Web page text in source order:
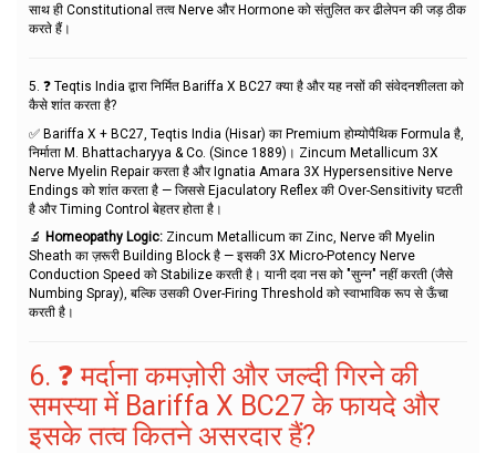
साथ ही Constitutional तत्व Nerve और Hormone को संतुलित कर ढीलेपन की जड़ ठीक
करते हैं।
5. ❓ Teqtis India द्वारा निर्मित Bariffa X BC27 क्या है और यह नसों की संवेदनशीलता को
कैसे शांत करता है?
✅ Bariffa X + BC27, Teqtis India (Hisar) का Premium होम्योपैथिक Formula है,
निर्माता M. Bhattacharyya & Co. (Since 1889)। Zincum Metallicum 3X
Nerve Myelin Repair करता है और Ignatia Amara 3X Hypersensitive Nerve
Endings को शांत करता है — जिससे Ejaculatory Reflex की Over-Sensitivity घटती
है और Timing Control बेहतर होता है।
🔬 Homeopathy Logic: Zincum Metallicum का Zinc, Nerve की Myelin
Sheath का ज़रूरी Building Block है — इसकी 3X Micro-Potency Nerve
Conduction Speed को Stabilize करती है। यानी दवा नस को "सुन्न" नहीं करती (जैसे
Numbing Spray), बल्कि उसकी Over-Firing Threshold को स्वाभाविक रूप से ऊँचा
करती है।
6. ❓ मर्दाना कमज़ोरी और जल्दी गिरने की
समस्या में Bariffa X BC27 के फायदे और
इसके तत्व कितने असरदार हैं?